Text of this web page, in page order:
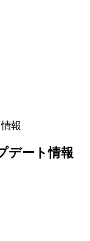
デート情報